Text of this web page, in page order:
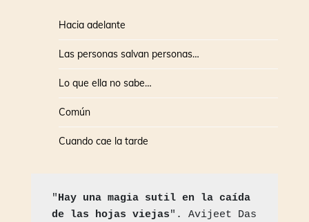
Hacia adelante
Las personas salvan personas…
Lo que ella no sabe…
Común
Cuando cae la tarde
"Hay una magia sutil en la caída
de las hojas viejas". Avijeet Das